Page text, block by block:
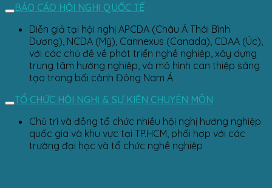
BÁO CÁO HỘI NGHỊ QUỐC TẾ
Diễn giả tại hội nghị APCDA (Châu Á Thái Bình
Dương), NCDA (Mỹ), Cannexus (Canada), CDAA (Úc),
với các chủ đề về phát triển nghề nghiệp, xây dựng
trung tâm hướng nghiệp, và mô hình can thiệp sáng
tạo trong bối cảnh Đông Nam Á
TỔ CHỨC HỘI NGHỊ & SỰ KIỆN CHUYÊN MÔN
Chủ trì và đồng tổ chức nhiều hội nghị hướng nghiệp
quốc gia và khu vực tại TP.HCM, phối hợp với các
trường đại học và tổ chức nghề nghiệp